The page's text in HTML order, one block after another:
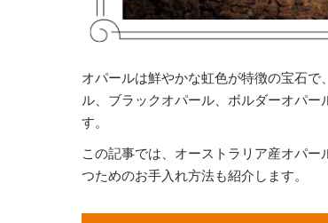
オパールは鮮やかな虹色が特徴の宝石
ル、ブラックオパール、ボルダーオパ
す。
この記事では、オーストラリア産オパ
つためのお手入れ方法も紹介します。